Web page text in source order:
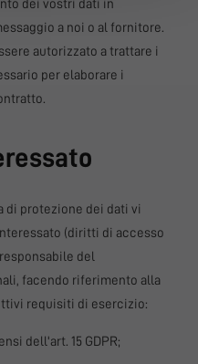
dei vostri dati in
a noi o al fornitore.
autorizzato a trattare i
per elaborare i
di protezione dei dati vi
(diritti di accesso
del
facendo riferimento alla
requisiti di esercizio:
dell'art. 15 GDPR;